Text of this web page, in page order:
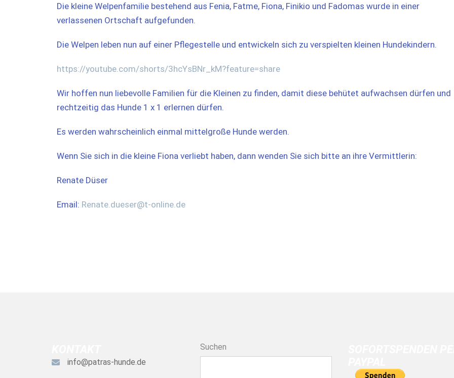
Die kleine Welpenfamilie bestehend aus Fenia, Fatme, Fiona, Finikio und Fadomas wurde in einer
verlassenen Ortschaft aufgefunden.
Die Welpen leben nun auf einer Pflegestelle und entwickeln sich zu verspielten kleinen Hundekindern.
https://youtube.com/shorts/3hcYsBNr_kM?feature=share
Wir hoffen nun liebevolle Familien für die Kleinen zu finden, damit diese behütet aufwachsen dürfen und
rechtzeitig das Hunde 1 x 1 erlernen dürfen.
Es werden wahrscheinlich einmal mittelgroße Hunde werden.
Wenn Sie sich in die kleine Fiona verliebt haben, dann wenden Sie sich bitte an ihre Vermittlerin:
Renate Düser
Email: Renate.dueser@t-online.de
info@patras-hunde.de
Suchen